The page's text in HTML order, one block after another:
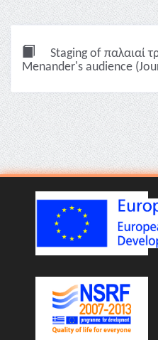
Staging of παλαιαί
Menander's audience